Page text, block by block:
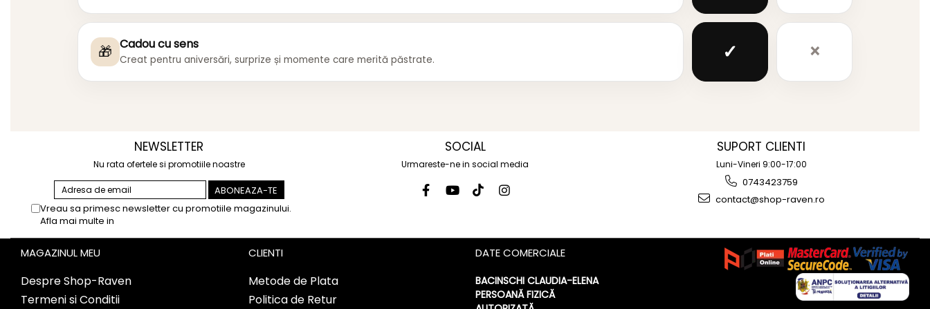
🎁 Cadou cu sens
Creat pentru aniversări, surprize și momente care merită păstrate. ✓ ×
NEWSLETTER
Nu rata ofertele si promotiile noastre
Vreau sa primesc newsletter cu promotiile magazinului.
Afla mai multe in
SOCIAL
Urmareste-ne in social media
SUPORT CLIENTI
Luni-Vineri 9:00-17:00
0743423759
contact@shop-raven.ro
MAGAZINUL MEU
Despre Shop-Raven
Termeni si Conditii
CLIENTI
Metode de Plata
Politica de Retur
DATE COMERCIALE
BACINSCHI CLAUDIA-ELENA
PERSOANĂ FIZICĂ